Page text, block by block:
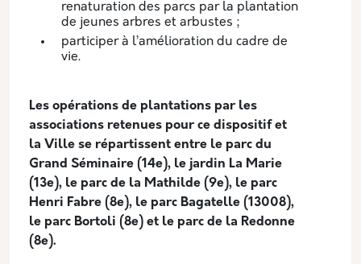
renaturation des parcs par la plantation
de jeunes arbres et arbustes ;
participer à l’amélioration du cadre de
vie.
Les opérations de plantations par les
associations retenues pour ce dispositif et
la Ville se répartissent entre le parc du
Grand Séminaire (14e), le jardin La Marie
(13e), le parc de la Mathilde (9e), le parc
Henri Fabre (8e), le parc Bagatelle (13008),
le parc Bortoli (8e) et le parc de la Redonne
(8e).